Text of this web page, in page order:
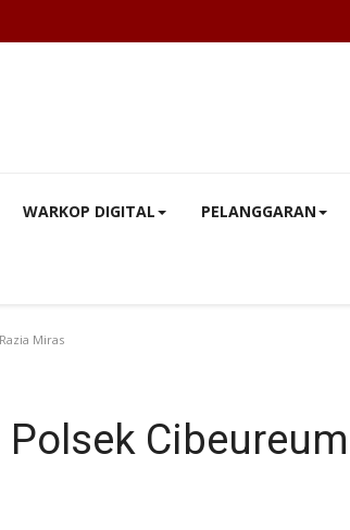
WARKOP DIGITAL PELANGGARAN
Miras
Cibeureum